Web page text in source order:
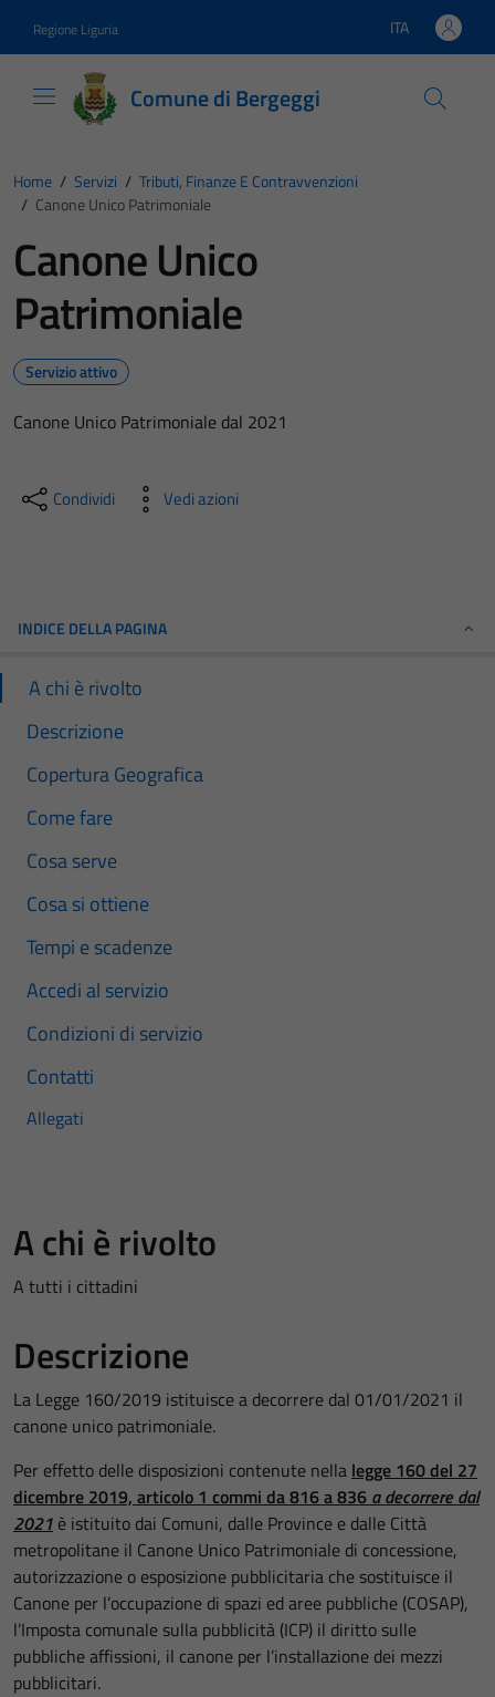
Regione Liguria Lingua attiva:
ITA
Comune di Bergeggi
Home / Servizi / Tributi, Finanze E Contravvenzioni
/ Canone Unico Patrimoniale
Canone Unico
Patrimoniale
Servizio attivo
Canone Unico Patrimoniale dal 2021
Condividi Vedi azioni
INDICE DELLA PAGINA
A chi è rivolto
Descrizione
Copertura Geografica
Come fare
Cosa serve
Cosa si ottiene
Tempi e scadenze
Accedi al servizio
Condizioni di servizio
Contatti
Allegati
A chi è rivolto
A tutti i cittadini
Descrizione
La Legge 160/2019 istituisce a decorrere dal 01/01/2021 il
canone unico patrimoniale.
Per effetto delle disposizioni contenute nella legge 160 del 27
dicembre 2019, articolo 1 commi da 816 a 836 adecorrere dal
2021 è istituito dai Comuni, dalle Province e dalle Città
metropolitane il Canone Unico Patrimoniale di concessione,
autorizzazione o esposizione pubblicitaria che sostituisce il
Canone per l’occupazione di spazi ed aree pubbliche (COSAP),
l’Imposta comunale sulla pubblicità (ICP) il diritto sulle
pubbliche affissioni, il canone per l’installazione dei mezzi
pubblicitari.